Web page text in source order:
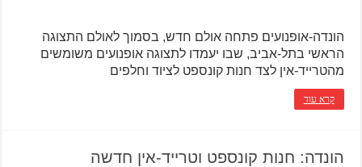
הונדה-אופנועים פתחה אולם חדש, בסמוך לאולם התצוגה
הראשי בתל-אביב, שבו יעמדו לתצוגה אופנועים משומשים
מהטרייד-אין לצד חנות קונספט לציוד וחלפים
קרא עוד
הונדה: חנות קונספט וטרייד-אין חדשה